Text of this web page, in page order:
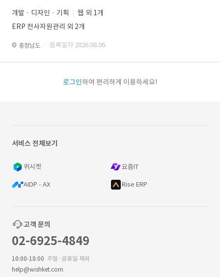
개발 · 디자인 · 기획
웹 외 1개
ERP 전사자원관리 외 2개
충청남도 · 등록일자 2026.08.06.
로그인하여 편리하게 이용하세요!
서비스 전체보기
위시켓 요즘IT
AIDP - AX Rise ERP
고객 문의
02-6925-4849
10:00-18:00 주말·공휴일 제외
help@wishket.com